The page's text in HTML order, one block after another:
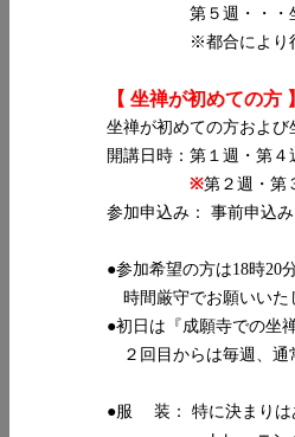
第５週・・・坐禅
※都合により行程内
【 坐禅が初めての
坐禅が初めての方およ
開講日時：第１週・第４
※第２週・第
参加申込み： 事前申込み
●参加希望の方は18時20
時間厳守でお願いいた
●初日は『成願寺での坐
２回目からは毎週、通
●服 装： 特に決まりは